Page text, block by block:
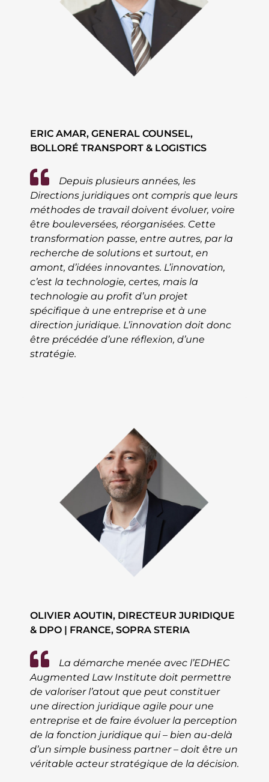
ERIC AMAR, GENERAL COUNSEL,
BOLLORÉ TRANSPORT & LOGISTICS
Depuis plusieurs années, les
Directions juridiques ont compris que leurs
méthodes de travail doivent évoluer, voire
être bouleversées, réorganisées. Cette
transformation passe, entre autres, par la
recherche de solutions et surtout, en
amont, d’idées innovantes. L’innovation,
c’est la technologie, certes, mais la
technologie au profit d’un projet
spécifique à une entreprise et à une
direction juridique. L’innovation doit donc
être précédée d’une réflexion, d’une
stratégie.
OLIVIER AOUTIN, DIRECTEUR JURIDIQUE
& DPO | FRANCE, SOPRA STERIA
La démarche menée avec l’EDHEC
Augmented Law Institute doit permettre
de valoriser l’atout que peut constituer
une direction juridique agile pour une
entreprise et de faire évoluer la perception
de la fonction juridique qui – bien au-delà
d’un simple business partner – doit être un
véritable acteur stratégique de la décision.